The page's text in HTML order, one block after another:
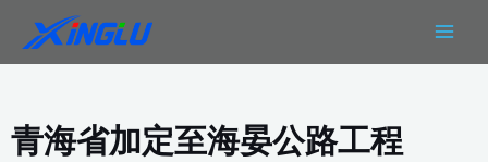
内
青海省加定至海晏公路工程